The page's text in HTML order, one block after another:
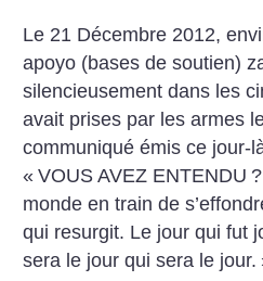
Le 21 Décembre 2012,
apoyo (bases de soutien)
silencieusement dans les
avait prises par les armes
communiqué émis ce jour-
« VOUS AVEZ ENTENDU
monde en train de
qui resurgit. Le jour qui fut
sera le jour qui sera le jour.